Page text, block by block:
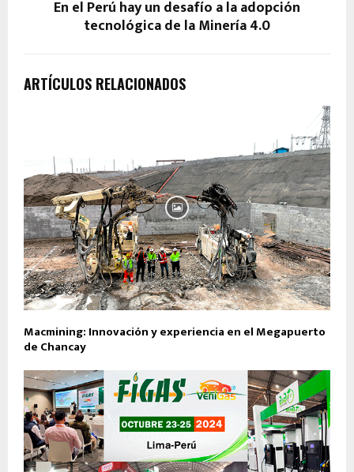
En el Perú hay un desafío a la adopción
tecnológica de la Minería 4.0
ARTÍCULOS RELACIONADOS
Macmining: Innovación y experiencia en el Megapuerto
de Chancay